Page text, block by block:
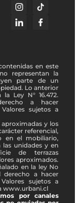
en este
representan la
parte de un
Lo anterior
Ley N° 16.472.
a hacer
sujetos a
y los
referencial,
en el mobiliario,
unidades y en
de terrazas
aproximados.
en la ley No
derecho a hacer
sujetos a
www.urbani.cl
por canales